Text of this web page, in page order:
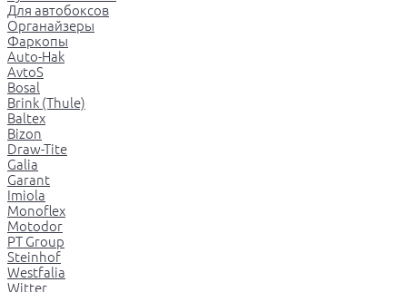
Для автобоксов
Органайзеры
Фаркопы
Auto-Hak
AvtoS
Bosal
Brink (Thule)
Baltex
Bizon
Draw-Tite
Galia
Garant
Imiola
Monoflex
Motodor
PT Group
Steinhof
Westfalia
Witter